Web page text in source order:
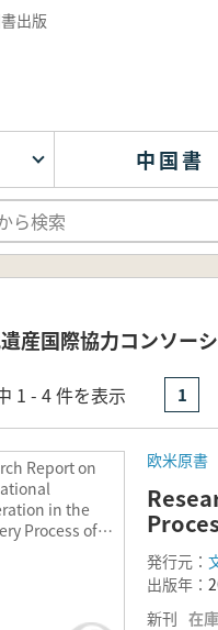
出版
中国書
産国際協力コンソー
1 - 4 件を表示 1
Report on
in the
Process of
欧米原書
発行元：
出版年：
新刊 在